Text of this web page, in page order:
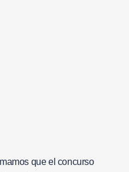
que el concurso